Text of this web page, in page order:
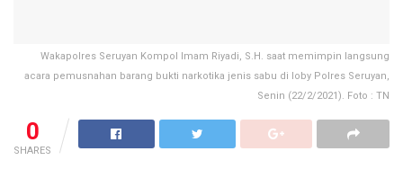
Wakapolres Seruyan Kompol Imam Riyadi, S.H. saat memimpin langsung
acara pemusnahan barang bukti narkotika jenis sabu di loby Polres Seruyan,
Senin (22/2/2021). Foto : TN
0
SHARES